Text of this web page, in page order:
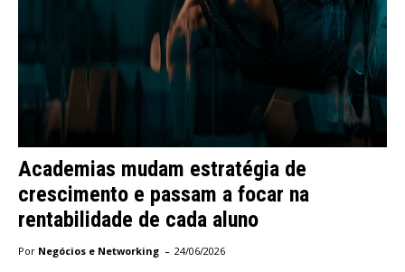
Academias mudam estratégia de
crescimento e passam a focar na
rentabilidade de cada aluno
Por Negócios e Networking - 24/06/2026